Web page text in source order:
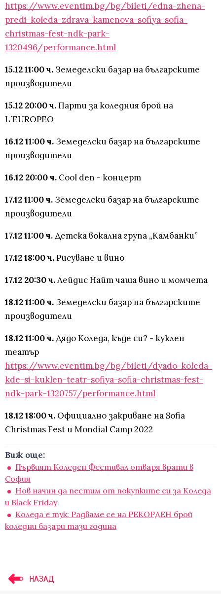
https://www.eventim.bg/bg/bileti/edna-zhena-
predi-koleda-zdrava-kamenova-sofiya-sofia-
christmas-fest-ndk-park-
1320496/performance.html
15.12 11:00 ч. Земеделски базар на българските
производители
15.12 20:00 ч.Парти за коледния брой на
L`EUROPEO
16.12 11:00 ч. Земеделски базар на българските
производители
16.12 20:00 ч. Cool den - концерт
17.12 11:00 ч. Земеделски базар на българските
производители
17.12 11:00 ч.Детска вокална група „Камбанки”
17.12 18:00 ч.Рисуване и вино
17.12 20:30 ч.Лейдис Найт чаша вино и момчета
18.12 11:00 ч. Земеделски базар на българските
производители
18.12 11:00 ч.Дядо Коледа, къде си? - куклен
театър
https://www.eventim.bg/bg/bileti/dyado-koleda-
kde-si-kuklen-teatr-sofiya-sofia-christmas-fest-
ndk-park-1320757/performance.html
18.12 18:00 ч. Официално закриване на Sofia
Christmas Fest и Mondial Camp 2022
Виж още:
Първият Коледен Фестивал отваря врати в
София
Нов начин да пестим от покупките си за Коледа
и Black Friday
Коледа е тук: Радваме се на РЕКОРДЕН брой
коледни базари тази година
НАЗАД